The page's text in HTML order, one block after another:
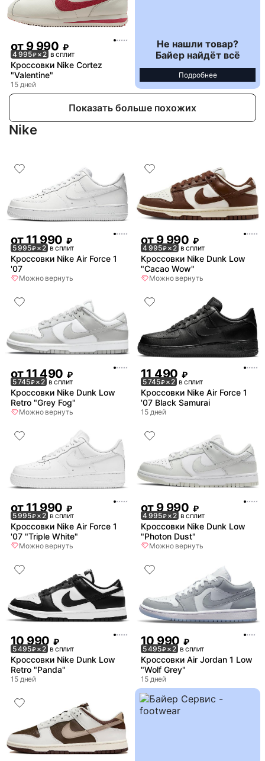
от 9 990 ₽
4 995₽× 2 в сплит
Кроссовки Nike Cortez
"Valentine"
15 дней
Не нашли товар?
Байер найдёт всё
Подробнее
Показать больше похожих
Nike
от11 990 ₽
5 995₽× 2 в сплит
Кроссовки Nike Air Force 1
'07
Можно вернуть
от9 990 ₽
4 995₽× 2 в сплит
Кроссовки Nike Dunk Low
"Cacao Wow"
Можно вернуть
от11 490 ₽
5 745₽× 2 в сплит
Кроссовки Nike Dunk Low
Retro "Grey Fog"
Можно вернуть
11 490 ₽
5 745₽× 2 в сплит
Кроссовки Nike Air Force 1
'07 Black Samurai
15 дней
от 11 990 ₽
5 995₽× 2 в сплит
Кроссовки Nike Air Force 1
'07 "Triple White"
Можно вернуть
от 9 990 ₽
4 995₽× 2 в сплит
Кроссовки Nike Dunk Low
"Photon Dust"
Можно вернуть
10 990 ₽
5 495₽× 2 в сплит
Кроссовки Nike Dunk Low
Retro "Panda"
15 дней
10 990 ₽
5 495₽× 2 в сплит
Кроссовки Air Jordan 1 Low
"Wolf Grey"
15 дней